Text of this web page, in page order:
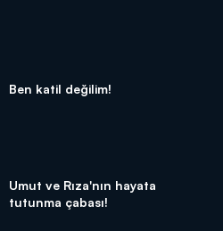
Ben katil değilim!
Umut ve Rıza'nın hayata
tutunma çabası!